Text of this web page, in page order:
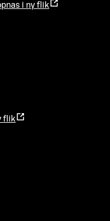
i ny flik
flik